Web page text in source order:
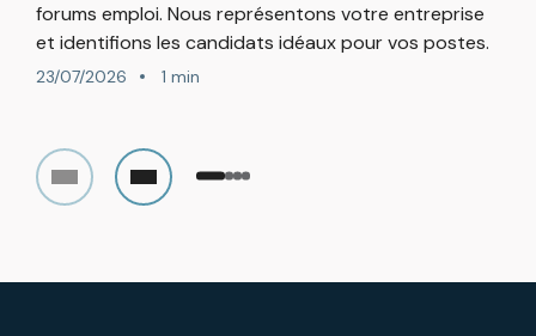
forums emploi. Nous représentons votre entreprise
et identifions les candidats idéaux pour vos postes.
23/07/2026 1 min